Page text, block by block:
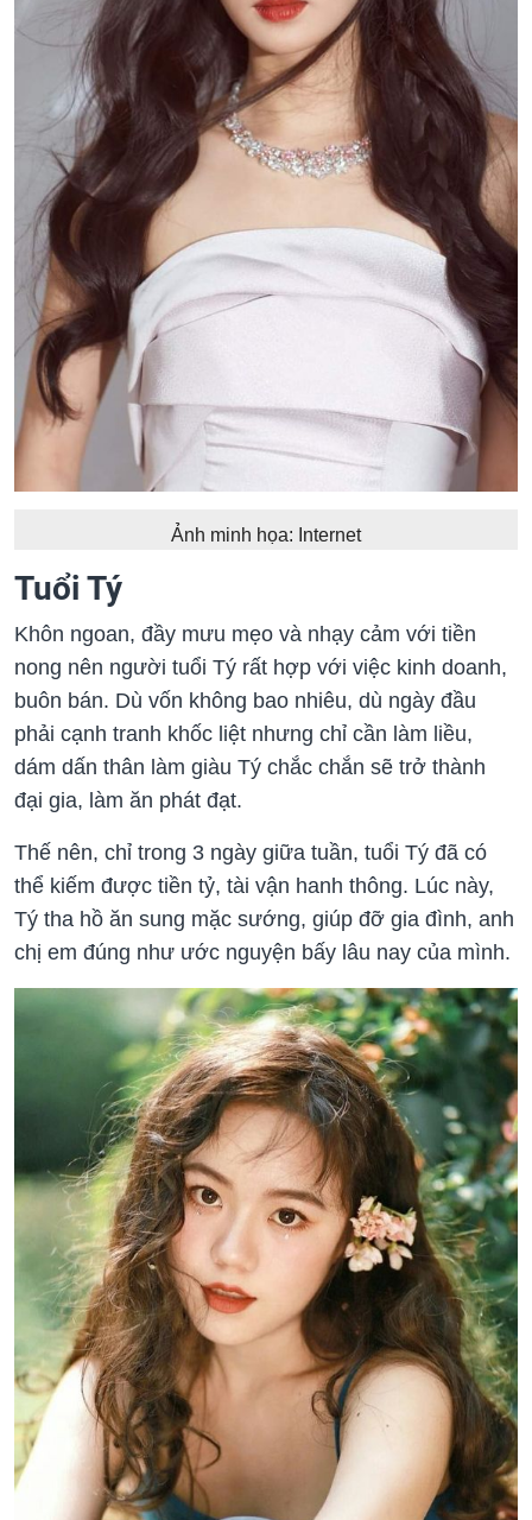
Ảnh minh họa: Internet
Tuổi Tý
Khôn ngoan, đầy mưu mẹo và nhạy cảm với tiền
nong nên người tuổi Tý rất hợp với việc kinh doanh,
buôn bán. Dù vốn không bao nhiêu, dù ngày đầu
phải cạnh tranh khốc liệt nhưng chỉ cần làm liều,
dám dấn thân làm giàu Tý chắc chắn sẽ trở thành
đại gia, làm ăn phát đạt.
Thế nên, chỉ trong 3 ngày giữa tuần, tuổi Tý đã có
thể kiếm được tiền tỷ, tài vận hanh thông. Lúc này,
Tý tha hồ ăn sung mặc sướng, giúp đỡ gia đình, anh
chị em đúng như ước nguyện bấy lâu nay của mình.